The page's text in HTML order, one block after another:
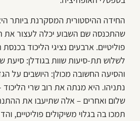
החידה ההיסטורית המסקרנת ביותר
שהתכנסה שם השבוע יכלה לעצור את
לשלוש תת-סיעות שוות בגודלן: סיעת
והסיעה החשובה מכולן: היושבים על
נתניהו. היא מנתה את רוב שרי
שלום ואחרים – אלה שתיעבו את
תמכו בה בגלוי משיקולים פוליטיים,